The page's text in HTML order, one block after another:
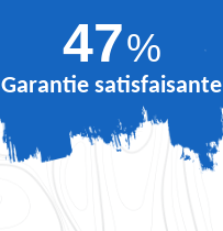
67%
Garantie satisfaisante